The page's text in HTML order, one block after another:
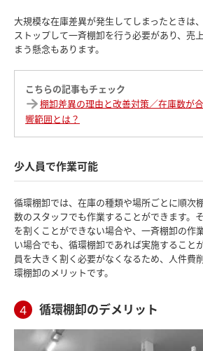
大規模な在庫差異が発生してしまったときは
ストップして一斉棚卸を行う必要があり、売
まう懸念もあります。
こちらの記事もチェック
棚卸差異の理由と改善対策／在庫数が
響範囲とは？
少人員で作業可能
循環棚卸では、在庫の種類や場所ごとに順次
数のスタッフでも作業することができます。
を割くことができない場合や、一斉棚卸の作
い場合でも、循環棚卸であれば実施すること
員を大きく割く必要がなくなるため、人件費
環棚卸のメリットです。
４ 循環棚卸のデメリット